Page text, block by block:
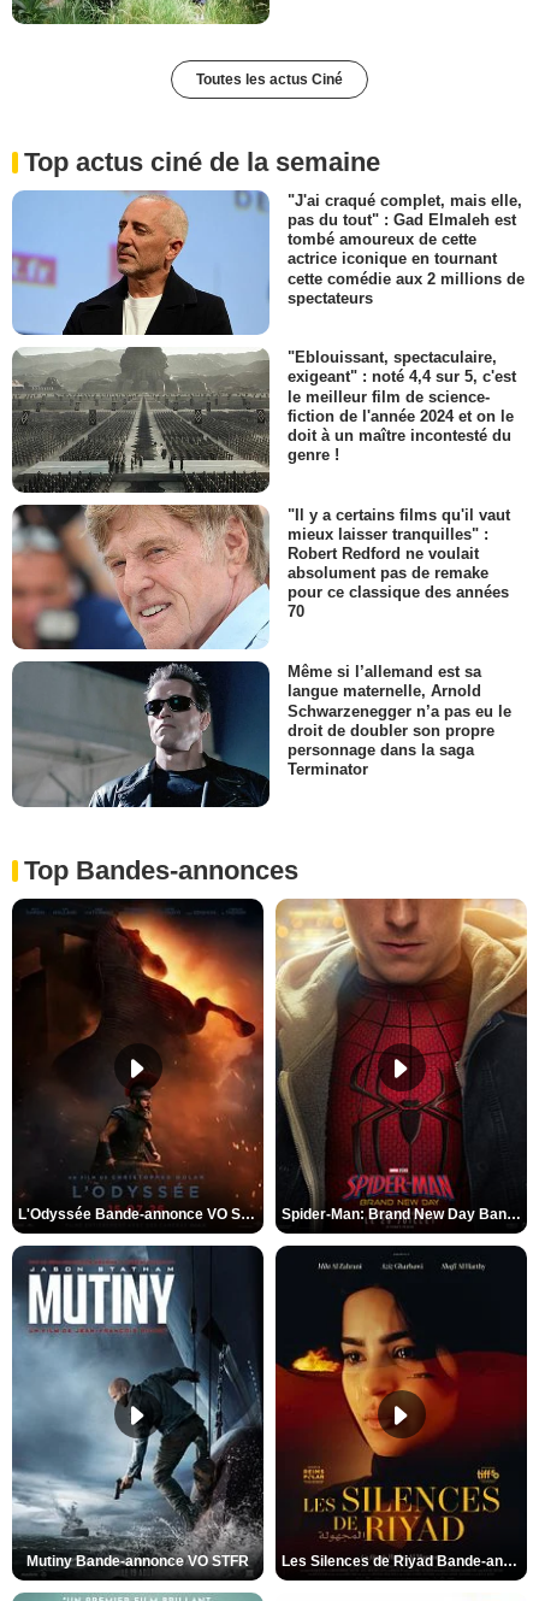
Toutes les actus Ciné
Top actus ciné de la semaine
"J'ai craqué complet, mais elle,
pas du tout" : Gad Elmaleh est
tombé amoureux de cette
actrice iconique en tournant
cette comédie aux 2 millions de
spectateurs
"Eblouissant, spectaculaire,
exigeant" : noté 4,4 sur 5, c'est
le meilleur film de science-
fiction de l'année 2024 et on le
doit à un maître incontesté du
genre !
"Il y a certains films qu'il vaut
mieux laisser tranquilles" :
Robert Redford ne voulait
absolument pas de remake
pour ce classique des années
70
Même si l’allemand est sa
langue maternelle, Arnold
Schwarzenegger n’a pas eu le
droit de doubler son propre
personnage dans la saga
Terminator
Top Bandes-annonces
L'Odyssée Bande-annonce VO STFR Spider-Man: Brand New Day Bande-annonce VO STFR
Mutiny Bande-annonce VO STFR Les Silences de Riyad Bande-annonce VO STFR